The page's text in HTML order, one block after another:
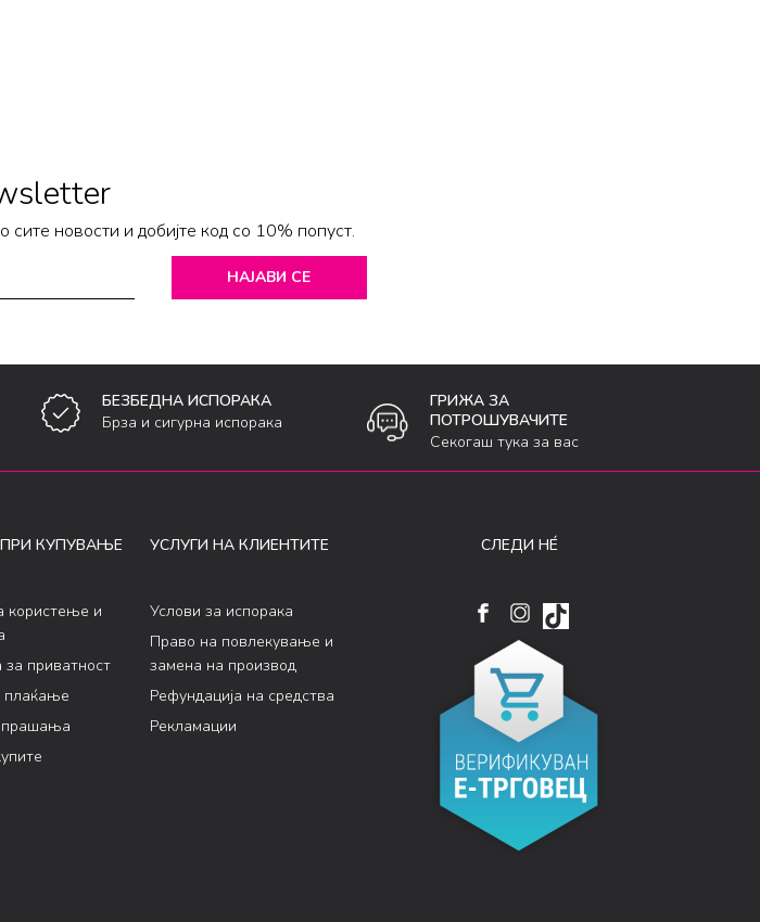
сите новости и добијте код со 10% попуст.
НАЈАВИ СЕ
БЕЗБЕДНА ИСПОРАКА
Брза и сигурна испорака
ГРИЖА ЗА
ПОТРОШУВАЧИТЕ
Секогаш тука за вас
КУПУВАЊЕ
користење и
за приватност
плаќање
прашања
УСЛУГИ НА КЛИЕНТИТЕ
Услови за испорака
Право на повлекување и
замена на производ
Рефундација на средства
Рекламации
СЛЕДИ НÉ